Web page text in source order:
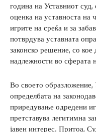
година на Уставниот суд,
оценка на уставноста на
игрите на среќа и за
потврдува уставната
законско решение, со
надлежности во сферата
Во своето образложение,
определбата на
приредување одредени
претставува легитимна
јавен интерес. Притоа,